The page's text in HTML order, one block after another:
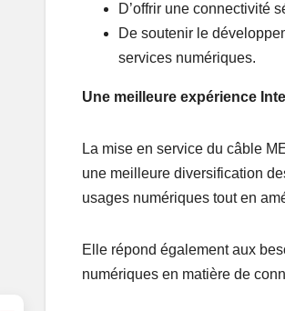
D’offrir une connectivité
De soutenir le
services numériques.
Une meilleure expérience
La mise en service du câble
une meilleure diversification
usages numériques tout en
Elle répond également aux
numériques en matière de